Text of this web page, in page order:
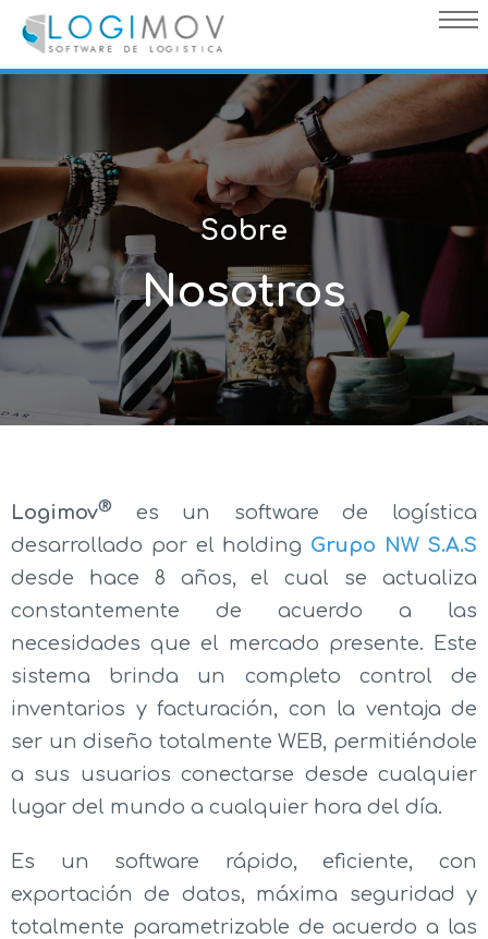
query failed, Table 'nwproject5_logimov.preload_images' doesn't
exist::SQL Query: /*qc=on*/ select * from preload_images where
pagina=3
Sobre
Nosotros
Logimov®
es un software de logística
desarrollado por el holding Grupo NW S.A.S
desde hace 8 años, el cual se actualiza
constantemente de acuerdo a las
necesidades que el mercado presente. Este
sistema brinda un completo control de
inventarios y facturación, con la ventaja de
ser un diseño totalmente WEB, permitiéndole
a sus usuarios conectarse desde cualquier
lugar del mundo a cualquier hora del día.
Es un software rápido, eficiente, con
exportación de datos, máxima seguridad y
totalmente parametrizable de acuerdo a las